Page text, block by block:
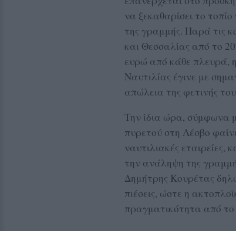
να ξεκαθαρίσει το
της γραμμής. Παρά τις
και Θεσσαλίας από το
ευρώ από κάθε πλευρά,
Ναυτιλίας έγινε με
απώλεια της φετινής
Την ίδια ώρα, σύμφωνα
πυρετού στη Λέσβο
ναυτιλιακές εταιρείες,
την ανάληψη της
Δημήτρης Κουρέτας
πιέσεις, ώστε η
πραγματικότητα από το